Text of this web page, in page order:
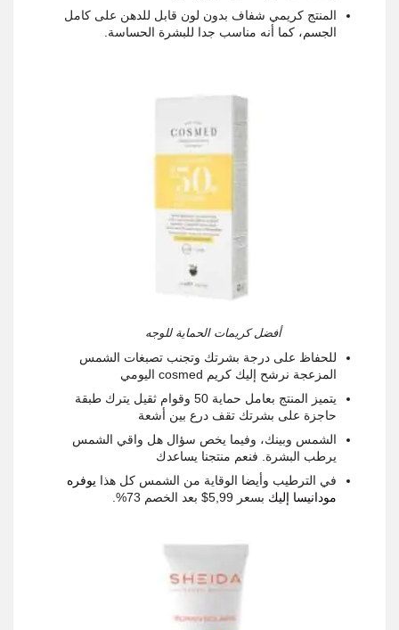
المنتج كريمي شفاف بدون لون قابل للدهن على كامل
الجسم، كما أنه مناسب جدا للبشرة الحساسة.
أفضل كريمات الحماية للوجه
للحفاظ على درجة بشرتك وتجنب تصبغات الشمس
المزعجة نرشح إليك كريم
اليومي
يتميز المنتج بعامل حماية 50 وقوام ثقيل يترك طبقة
حاجزة على بشرتك تقف درع بين أشعة
الشمس وبينك، وفيما يخص سؤال هل واقي الشمس
يرطب البشرة. فنعم منتجنا يساعدك
في الترطيب وأيضا الوقاية من الشمس كل هذا يوفره
مودانيسا إليك بسعر 5,99$ بعد الخصم 73% .